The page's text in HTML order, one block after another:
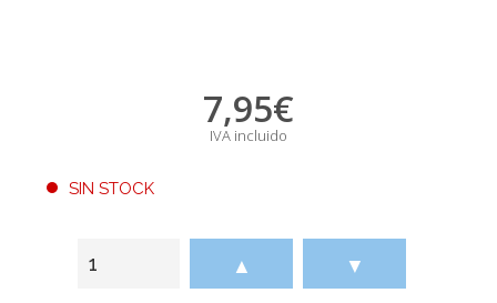
7,95€
IVA incluido
SIN STOCK
▲ ▼